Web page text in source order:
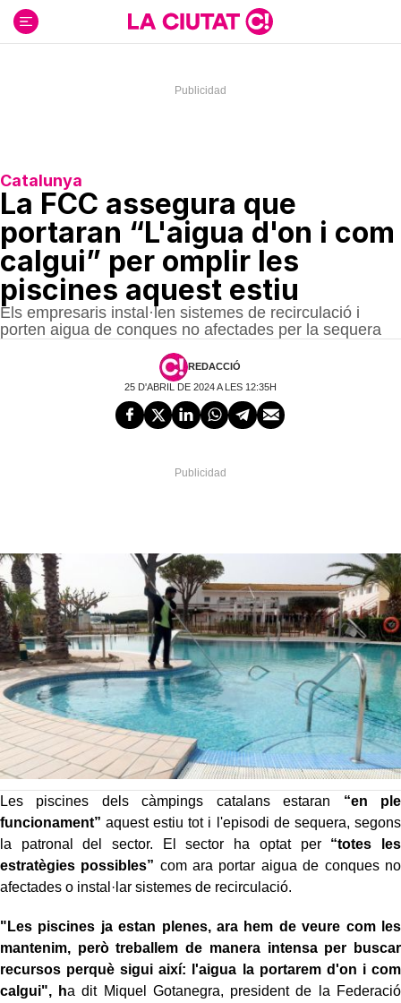
contenido
Catalunya
La FCC assegura que
portaran “L'aigua d'on i com
calgui” per omplir les
piscines aquest estiu
Els empresaris instal·len sistemes de recirculació i
porten aigua de conques no afectades per la sequera
REDACCIÓ
25 D'ABRIL DE 2024 A LES 12:35H
Les piscines dels càmpings catalans estaran “en ple
funcionament” aquest estiu tot i l'episodi de sequera, segons
la patronal del sector. El sector ha optat per “totes les
estratègies possibles” com ara portar aigua de conques no
afectades o instal·lar sistemes de recirculació.
"Les piscines ja estan plenes, ara hem de veure com les
mantenim, però treballem de manera intensa per buscar
recursos perquè sigui així: l'aigua la portarem d'on i com
calgui", ha dit Miquel Gotanegra, president de la Federació